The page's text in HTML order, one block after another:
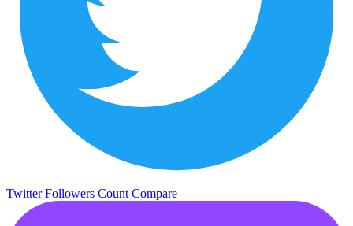
Twitter Followers Count Compare